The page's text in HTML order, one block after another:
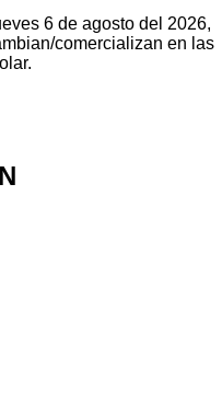
6 de agosto del 2026,
comercializan en las